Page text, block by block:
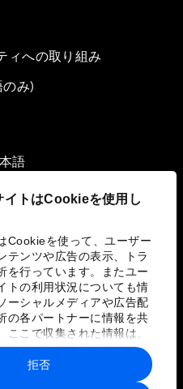
イトはCookieを使用し
Cookieを使って、ユーザー
テンツや広告の表示、トラ
を行っています。またユー
トの利用状況についても情
ーシャルメディアや広告配
の各パートナーに情報を共
ここで収集された情報は、
ートナーに提供した他の情
ーのサービスを使用した際
報と組み合わされ、各パー
拒否
ィへの取り組み
み)
語